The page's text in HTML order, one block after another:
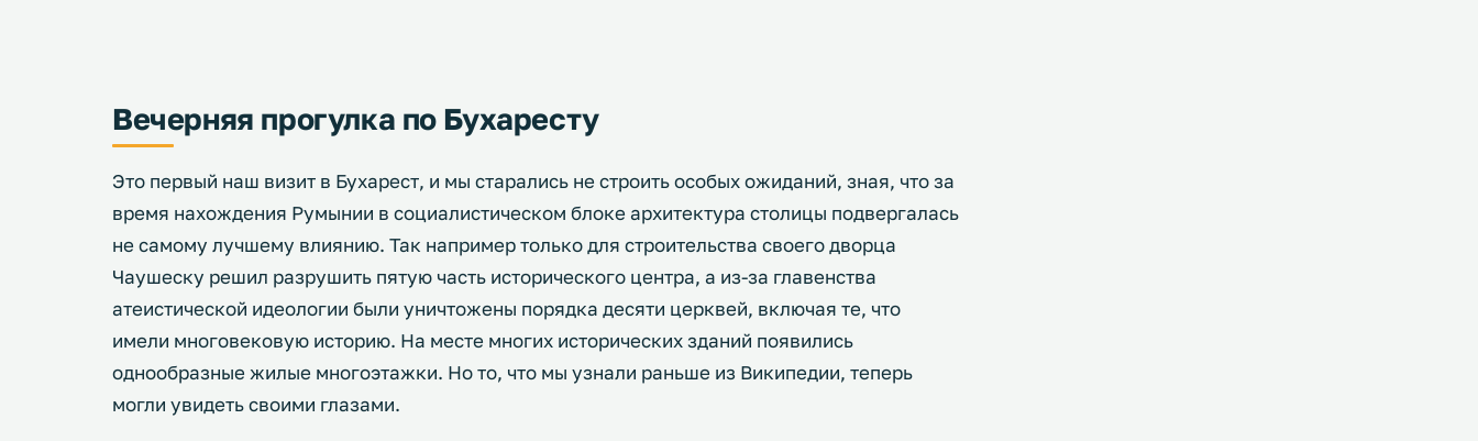
Вечерняя прогулка по Бухаресту
Это первый наш визит в Бухарест, и мы старались не строить особых ожиданий, зная, что за
время нахождения Румынии в социалистическом блоке архитектура столицы подвергалась
не самому лучшему влиянию. Так например только для строительства своего дворца
Чаушеску решил разрушить пятую часть исторического центра, а из-за главенства
атеистической идеологии были уничтожены порядка десяти церквей, включая те, что
имели многовековую историю. На месте многих исторических зданий появились
однообразные жилые многоэтажки. Но то, что мы узнали раньше из Википедии, теперь
могли увидеть своими глазами.